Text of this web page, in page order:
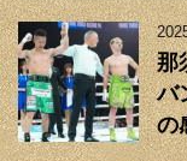
那
バ
の